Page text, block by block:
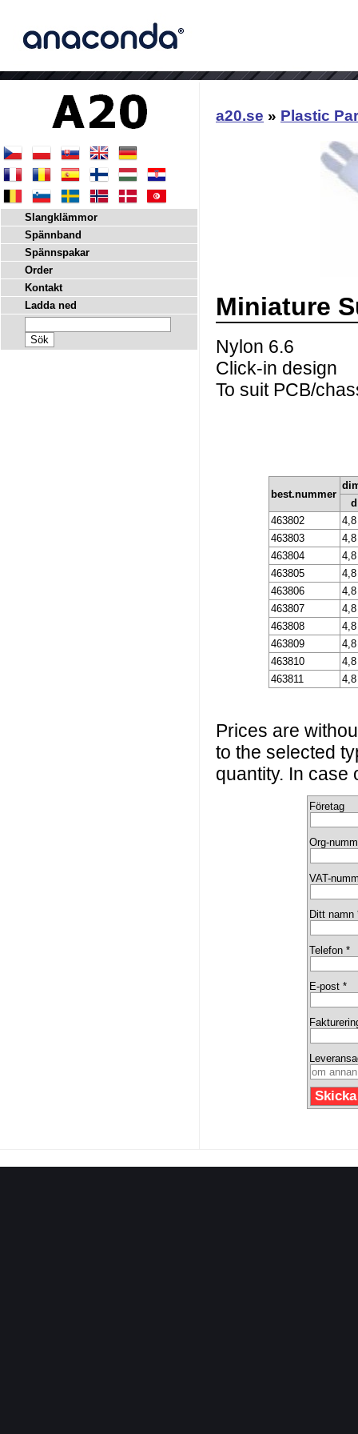
a20.se » Plastic
Miniature
Nylon 6.6
Click-in design
To suit PCB/
best.nummer
d
463802
4,8
463803
4,8
463804
4,8
463805
4,8
463806
4,8
463807
4,8
463808
4,8
463809
4,8
463810
4,8
463811
4,8
Prices are
to the selected
quantity. In
Företag
Org-
VAT-
Ditt namn
Telefon *
E-post *
Slangklämmor
Spännband
Spännspakar
Order
Kontakt
Ladda ned